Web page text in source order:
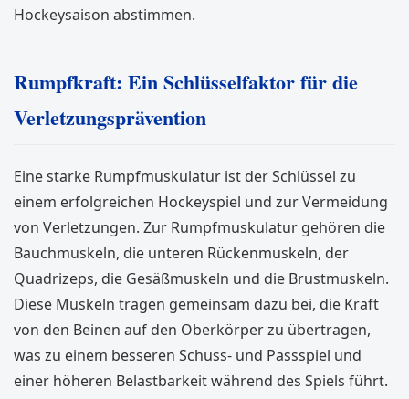
Hockeysaison abstimmen.
Rumpfkraft: Ein Schlüsselfaktor für die
Verletzungsprävention
Eine starke Rumpfmuskulatur ist der Schlüssel zu
einem erfolgreichen Hockeyspiel und zur Vermeidung
von Verletzungen. Zur Rumpfmuskulatur gehören die
Bauchmuskeln, die unteren Rückenmuskeln, der
Quadrizeps, die Gesäßmuskeln und die Brustmuskeln.
Diese Muskeln tragen gemeinsam dazu bei, die Kraft
von den Beinen auf den Oberkörper zu übertragen,
was zu einem besseren Schuss- und Passspiel und
einer höheren Belastbarkeit während des Spiels führt.